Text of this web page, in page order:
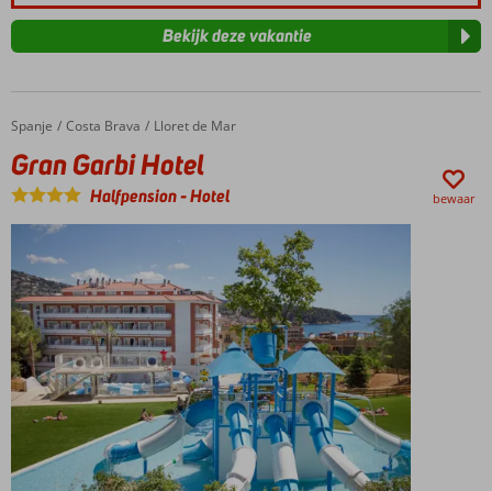
Bekijk deze vakantie
Home
Spanje Costa Brava Lloret de Mar
Gran Garbi Hotel
Gran Garbi Hotel
Halfpension-Hotel bewaar